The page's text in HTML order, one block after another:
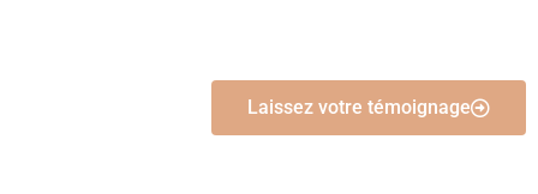
Laissez votre témoignage